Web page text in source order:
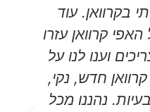
בקרוואן. עוד
קרוואן עזרו
וענו לנו על
חדש, נקי,
נהננו מכל